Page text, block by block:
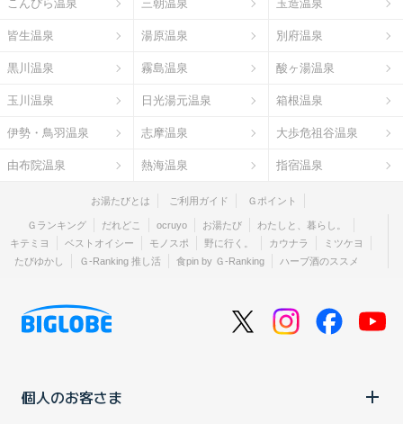
こんぴら温泉 三朝温泉 玉造温泉
皆生温泉 湯原温泉 別府温泉
黒川温泉 霧島温泉 酸ヶ湯温泉
玉川温泉 日光湯元温泉 箱根温泉
伊勢・鳥羽温泉 志摩温泉 大歩危祖谷温泉
由布院温泉 熱海温泉 指宿温泉
お湯たびとは ご利用ガイド Ｇポイント
Ｇランキング だれどこ ocruyo お湯たび
わたしと、暮らし。
キテミヨ
ベストオイシー モノスポ 野に行く。 カウナラ
ミツケヨ
たびゆかし
Ｇ-Ranking 推し活 食pin by Ｇ-Ranking ハーブ酒のススメ
個人のお客さま